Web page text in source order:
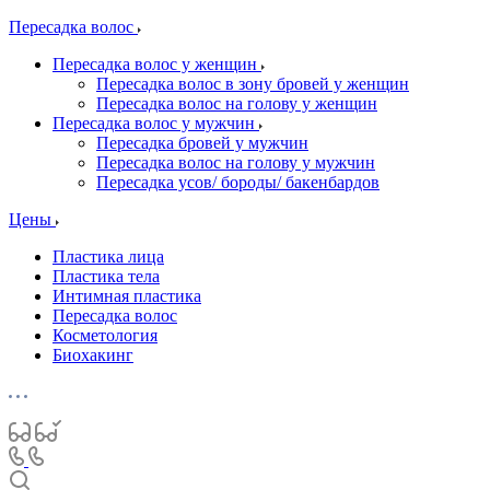
Пересадка волос
Пересадка волос у женщин
Пересадка волос в зону бровей у женщин
Пересадка волос на голову у женщин
Пересадка волос у мужчин
Пересадка бровей у мужчин
Пересадка волос на голову у мужчин
Пересадка усов/ бороды/ бакенбардов
Цены
Пластика лица
Пластика тела
Интимная пластика
Пересадка волос
Косметология
Биохакинг